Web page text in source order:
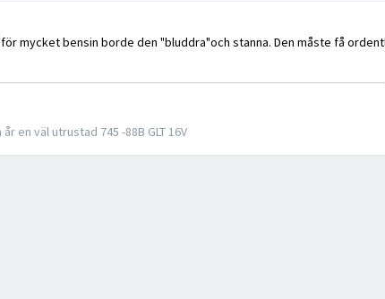
mycket bensin borde den "bluddra"och stanna. Den måste få
en väl utrustad 745 -88B GLT 16V